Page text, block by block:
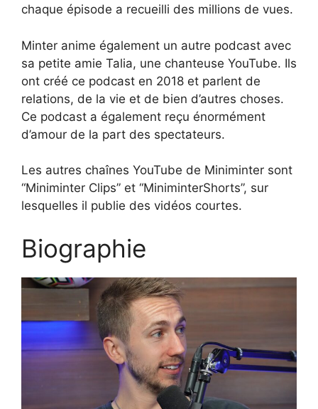
chaque épisode a recueilli des millions de vues.
Minter anime également un autre podcast avec
sa petite amie Talia, une chanteuse YouTube. Ils
ont créé ce podcast en 2018 et parlent de
relations, de la vie et de bien d’autres choses.
Ce podcast a également reçu énormément
d’amour de la part des spectateurs.
Les autres chaînes YouTube de Miniminter sont
“Miniminter Clips” et “MiniminterShorts”, sur
lesquelles il publie des vidéos courtes.
Biographie